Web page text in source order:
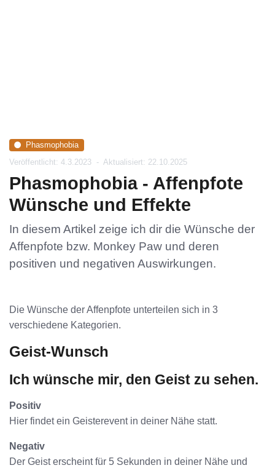
Phasmophobia
Veröffentlicht: 4.3.2023 - Aktualisiert: 22.10.2025
Phasmophobia - Affenpfote
Wünsche und Effekte
In diesem Artikel zeige ich dir die Wünsche der
Affenpfote bzw. Monkey Paw und deren
positiven und negativen Auswirkungen.
Die Wünsche der Affenpfote unterteilen sich in 3
verschiedene Kategorien.
Geist-Wunsch
Ich wünsche mir, den Geist zu sehen.
Positiv
Hier findet ein Geisterevent in deiner Nähe statt.
Negativ
Der Geist erscheint für 5 Sekunden in deiner Nähe und